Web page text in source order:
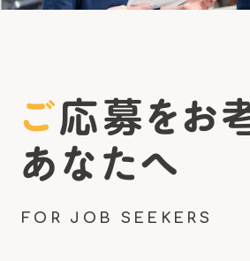
ご応募をお
あなたへ
FOR JOB SEEKERS